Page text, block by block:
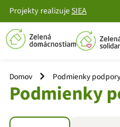
Projekty realizujeSIEA
Domov Podmienky podpory
Podmienky